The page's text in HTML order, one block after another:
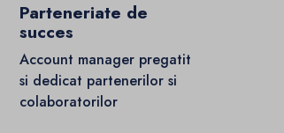
Parteneriate de
succes
Account manager pregatit
si dedicat partenerilor si
colaboratorilor